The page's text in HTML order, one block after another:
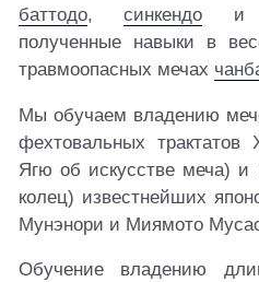
баттодо,синкендо и
полученные навыки в
травмоопасных мечах
Мы обучаем владению
фехтовальных
Ягю об искусстве меча) и
колец) известнейших
Мунэнори и Миямото
Обучение владению